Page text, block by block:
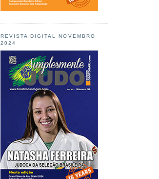
REVISTA DIGITAL NOVEMBRO
2024